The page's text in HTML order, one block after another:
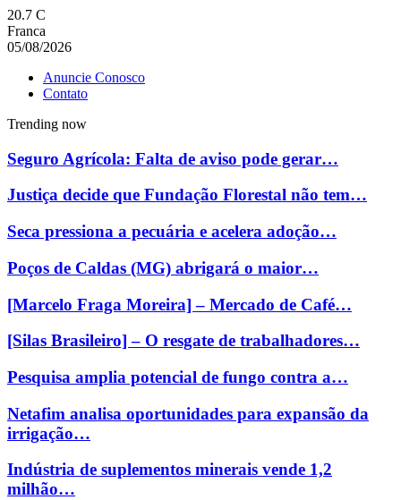
20.7 C
Franca
05/08/2026
Anuncie Conosco
Contato
Trending now
Seguro Agrícola: Falta de aviso pode gerar…
Justiça decide que Fundação Florestal não tem…
Seca pressiona a pecuária e acelera adoção…
Poços de Caldas (MG) abrigará o maior…
[Marcelo Fraga Moreira] – Mercado de Café…
[Silas Brasileiro] – O resgate de trabalhadores…
Pesquisa amplia potencial de fungo contra a…
Netafim analisa oportunidades para expansão da
irrigação…
Indústria de suplementos minerais vende 1,2
milhão…